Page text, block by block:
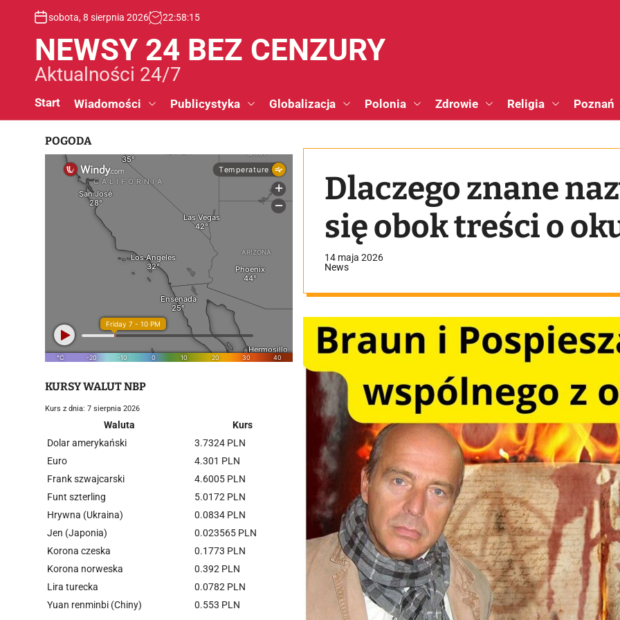
sobota, 8 sierpnia 2026 22:58:16
NEWSY 24 BEZ CENZURY
Aktualności 24/7
Start Wiadomości Publicystyka Globalizacja Polonia Zdrowie Religia Poznań
Dlaczego znane
się obok treści o
14 maja 2026
News
POGODA
KURSY WALUT NBP
Kurs z dnia: 7 sierpnia 2026
Waluta
Kurs
Dolar amerykański
3.7324 PLN
Euro
4.301 PLN
Frank szwajcarski
4.6005 PLN
Funt szterling
5.0172 PLN
Hrywna (Ukraina)
0.0834 PLN
Jen (Japonia)
0.023565 PLN
Korona czeska
0.1773 PLN
Korona norweska
0.392 PLN
Lira turecka
0.0782 PLN
Yuan renminbi (Chiny)
0.553 PLN